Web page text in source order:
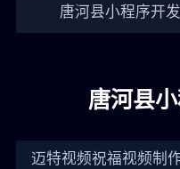
唐河县小程序开
唐河县
迈特视频祝福视频制